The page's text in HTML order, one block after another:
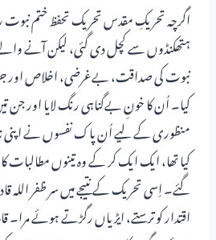
اگرچہ تحریکِ مقدس تحریک تحفظ ختم
ہتھکنڈوں سے کچل دی گئی، لیکن آنے
نبوت کی صداقت، بےغرضی، اخلاص اور
کیا۔ اُن کا خونِ بےگناہی رنگ لایا اور جن
منظوری کے لیے اُن پاک نفسوں نے اپنی
کیا تھا، ایک ایک کر کے وہ تینوں
گئے۔ اِسی تحریک کے نتیجے میں سر ظفر اللہ
اقتدار کو ترستے، ایڑیاں رگڑتے ہوئے مرا۔